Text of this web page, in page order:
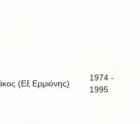
(Εξ Ερμιόνης)
1974 -
1995